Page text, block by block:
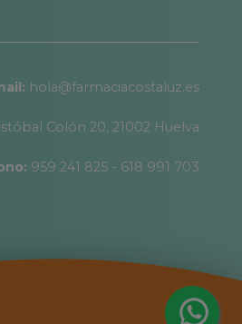
hola@farmaciacostaluz.es
Colón 20, 21002 Huelva
959 241 825 - 618 991 703